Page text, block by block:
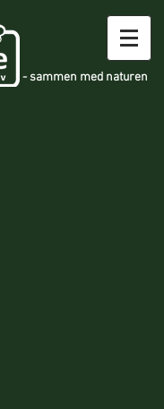
- sammen med naturen